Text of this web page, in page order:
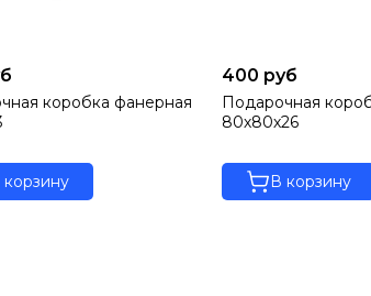
профессия связана с историей, то
на верную дорогу.
сейчас, оставляя заявку на нашем
мельхиора.
коробка фанерная
корзину
400 руб
Подарочная
80х80х26
В корзину